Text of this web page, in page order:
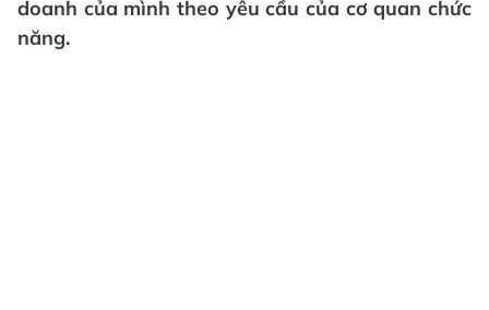
doanh của mình theo yêu cầu của cơ quan chức
năng.